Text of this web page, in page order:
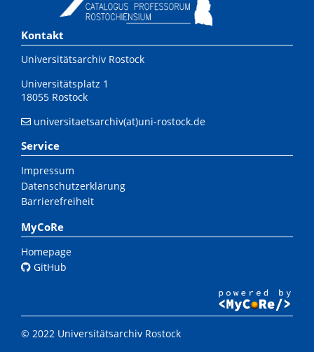
Kontakt
Universitätsarchiv Rostock
Universitätsplatz 1
18055 Rostock
universitaetsarchiv(at)uni-rostock.de
Service
Impressum
Datenschutzerklärung
Barrierefreiheit
MyCoRe
Homepage
GitHub
© 2022 Universitätsarchiv Rostock